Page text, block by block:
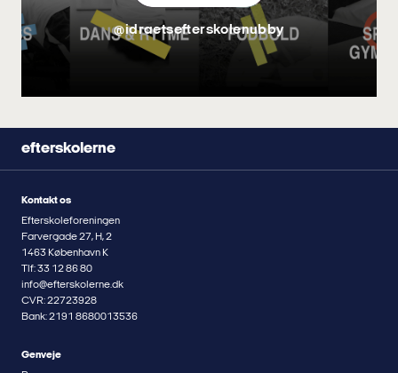
@idraetsefterskolenubby
efterskolerne
Kontakt os
Efterskoleforeningen
Farvergade 27, H, 2
1463 København K
Tlf: 33 12 86 80
info@efterskolerne.dk
CVR: 22723928
Bank: 2191 8680013536
Genveje